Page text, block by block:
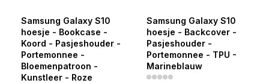
Samsung Galaxy S10
hoesje - Bookcase -
Koord - Pasjeshouder -
Portemonnee -
Bloemenpatroon -
Kunstleer - Roze
Samsung Galaxy S10
hoesje - Backcover -
Pasjeshouder -
Portemonnee - TPU -
Marineblauw